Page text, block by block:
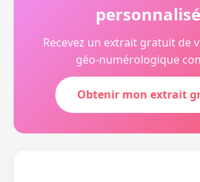
Recevez un extrait gratuit de
géo-numérologique
Obtenir mon extrait